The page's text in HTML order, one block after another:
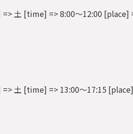
土 [time] => 8:00～12:00 [place]
土 [time] => 13:00～17:15